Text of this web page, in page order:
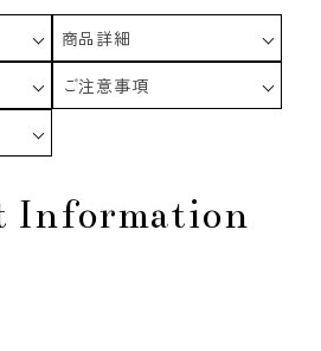
商品詳細
ご注意事項
Information